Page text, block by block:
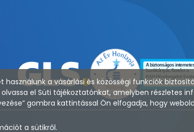
a vásárlási és közösségi funkciók
el Süti tájékoztatónkat, amelyben részletes
gombra kattintással Ön elfogadja, hogy
a sütikről.